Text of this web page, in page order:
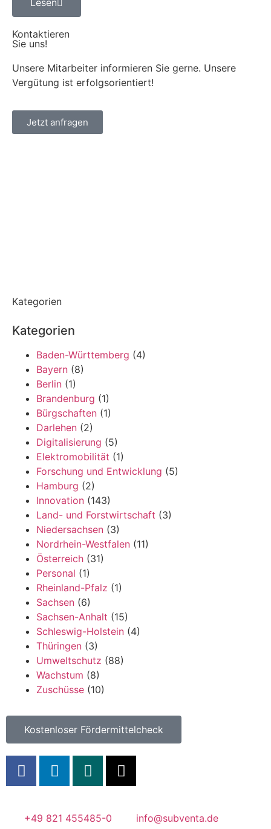
Kontaktieren
Sie uns!
Unsere Mitarbeiter informieren Sie gerne. Unsere
Vergütung ist erfolgsorientiert!
Jetzt anfragen
Kategorien
Kategorien
Baden-Württemberg (4)
Bayern (8)
Berlin (1)
Brandenburg (1)
Bürgschaften (1)
Darlehen (2)
Digitalisierung (5)
Elektromobilität (1)
Forschung und Entwicklung (5)
Hamburg (2)
Innovation (143)
Land- und Forstwirtschaft (3)
Niedersachsen (3)
Nordrhein-Westfalen (11)
Österreich (31)
Personal (1)
Rheinland-Pfalz (1)
Sachsen (6)
Sachsen-Anhalt (15)
Schleswig-Holstein (4)
Thüringen (3)
Umweltschutz (88)
Wachstum (8)
Zuschüsse (10)
Kostenloser Fördermittelcheck
+49 821 455485-0 info@subventa.de